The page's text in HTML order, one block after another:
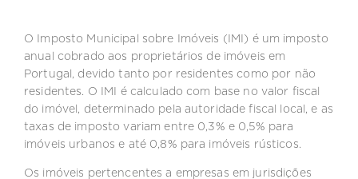
O Imposto Municipal sobre Imóveis (IMI) é um imposto
anual cobrado aos proprietários de imóveis em
Portugal, devido tanto por residentes como por não
residentes. O IMI é calculado com base no valor fiscal
do imóvel, determinado pela autoridade fiscal local, e as
taxas de imposto variam entre 0,3% e 0,5% para
imóveis urbanos e até 0,8% para imóveis rústicos.
Os imóveis pertencentes a empresas em jurisdições